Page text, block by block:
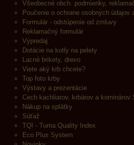
Všeobecné obch. podmienky,
Poučenie o ochrane osobných údajov
Formulár - odstúpenie od zmluvy
Reklamačný formulár
Výpredaj
Dotácie na kotly na pelety
Lacné brikety, drevo
Viete aký krb chcete?
Top foto krby
Výstavy a prezentácie
Cech kachliarov, krbárov a kominárov
Nákup na splátky
Súťaž
TQI - Tuma Quality Index
Eco Plus System